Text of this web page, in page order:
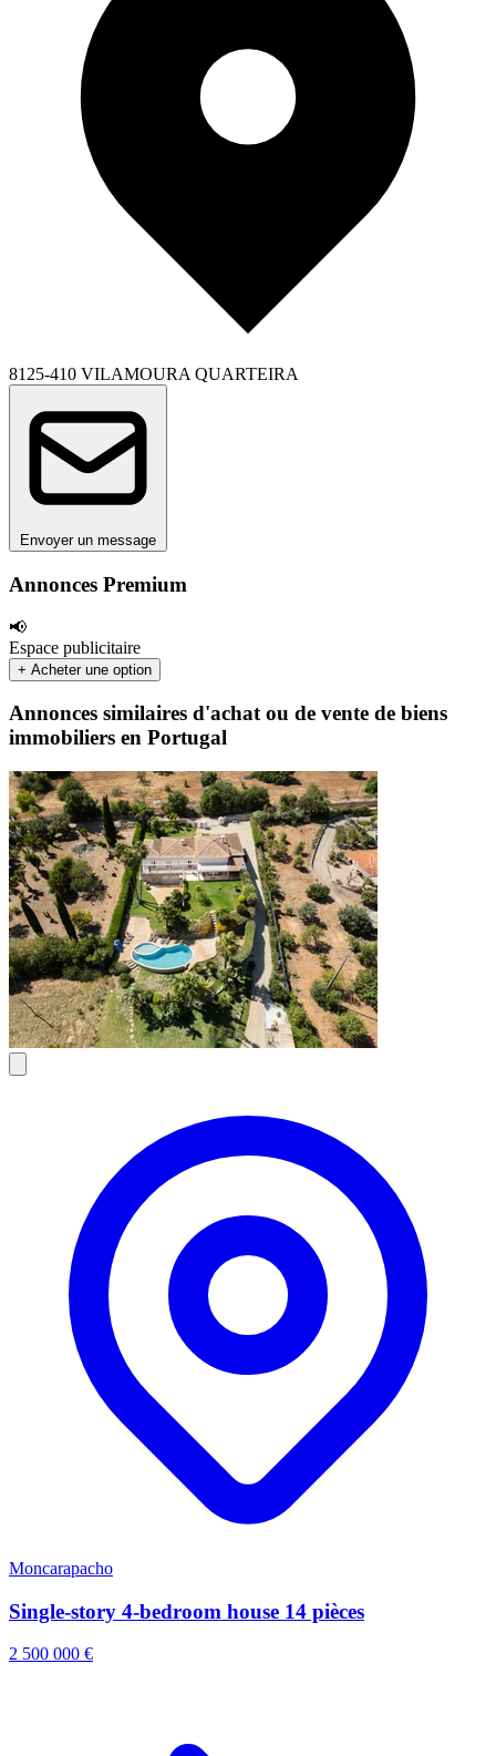
Annonces Premium
📢
Espace publicitaire
+ Acheter une option
8125-410 VILAMOURA QUARTEIRA
Envoyer un message
Annonces similaires d'achat ou de vente de biens
immobiliers en Portugal
Moncarapacho
Single-story 4-bedroom house 14 pièces
2 500 000 €